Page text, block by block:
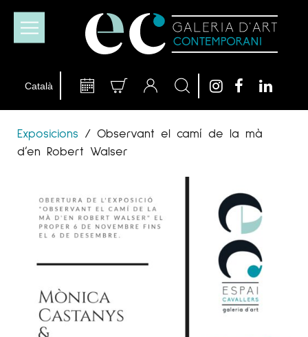
Exposicions / Observant el camí de la mà
d’en Robert Walser